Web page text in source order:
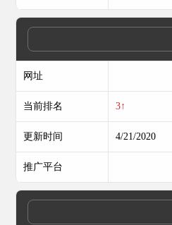
网址
当前排名 3↑
更新时间 4/21/2020
推广平台